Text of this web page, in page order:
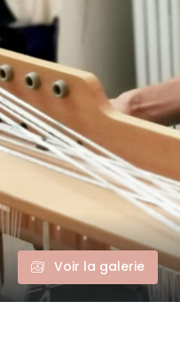
Voir la galerie